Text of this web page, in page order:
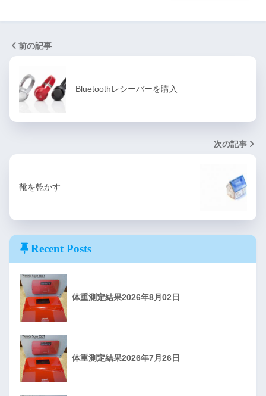
前の記事
Bluetoothレシーバーを購入
次の記事
靴を乾かす
Recent Posts
体重測定結果2026年8月02日
体重測定結果2026年7月26日